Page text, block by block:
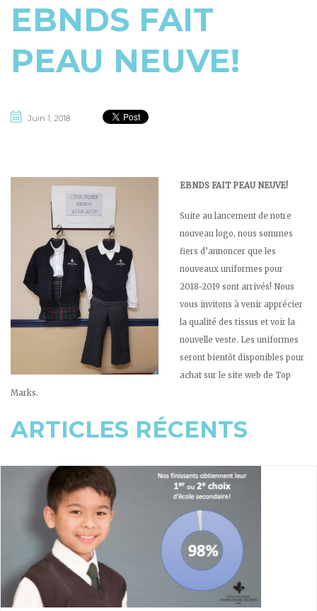
EBNDS FAIT
PEAU NEUVE!
Juin 1, 2018
EBNDS FAIT PEAU NEUVE!
Suite au lancement de notre
nouveau logo, nous sommes
fiers d’annoncer que les
nouveaux uniformes pour
2018-2019 sont arrivés! Nous
vous invitons à venir apprécier
la qualité des tissus et voir la
nouvelle veste. Les uniformes
seront bientôt disponibles pour
achat sur le site web de Top
Marks.
ARTICLES RÉCENTS